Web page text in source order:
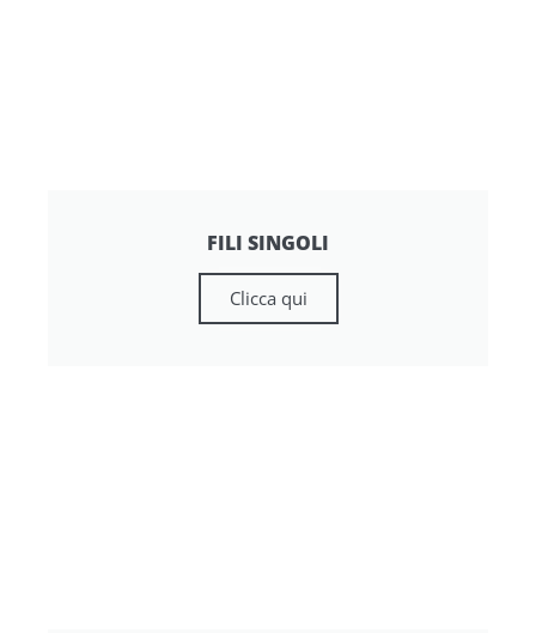
FILI SINGOLI
Clicca qui